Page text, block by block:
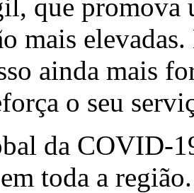
que promova
mais
ainda mais
o seu
da COVID-
toda a região.